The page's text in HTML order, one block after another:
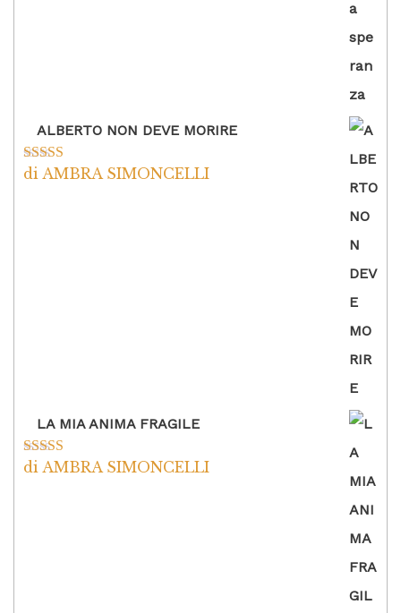
ALBERTO NON DEVE MORIRE
Valutato5su
di AMBRA SIMONCELLI
LA MIA ANIMA FRAGILE
Valutato5su
di AMBRA SIMONCELLI